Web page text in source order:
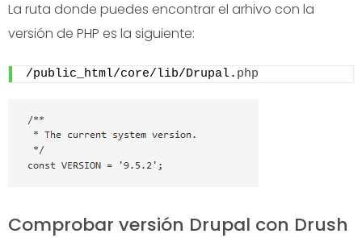
La ruta donde puedes encontrar el arhivo con la
versión de PHP es la siguiente:
/public_html/core/lib/Drupal. php
Comprobar versión Drupal con Drush